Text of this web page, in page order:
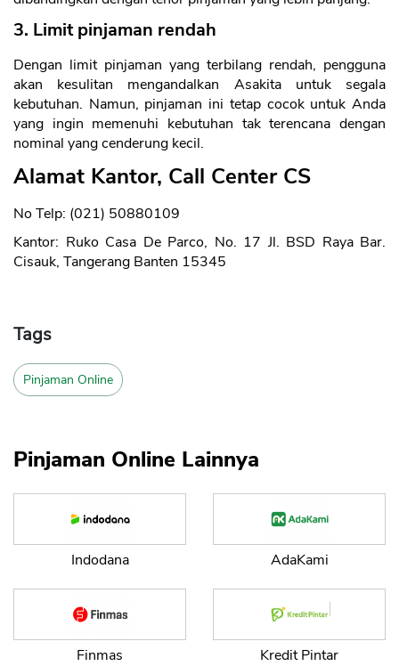
3. Limit pinjaman rendah
Dengan limit pinjaman yang terbilang rendah, pengguna
akan kesulitan mengandalkan Asakita untuk segala
kebutuhan. Namun, pinjaman ini tetap cocok untuk Anda
yang ingin memenuhi kebutuhan tak terencana dengan
nominal yang cenderung kecil.
Alamat Kantor, Call Center CS
No Telp: (021) 50880109
Kantor: Ruko Casa De Parco, No. 17 Jl. BSD Raya Bar.
Cisauk, Tangerang Banten 15345
Tags
Pinjaman Online
Pinjaman Online Lainnya
Indodana AdaKami
Finmas Kredit Pintar